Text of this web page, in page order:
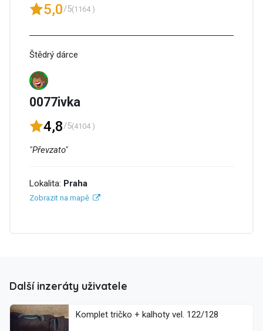
5,0/5(1164 )
Štědrý dárce
0077ivka
4,8/5(4104 )
"Převzato"
Lokalita: Praha
Zobrazit na mapě
Další inzeráty uživatele
Komplet tričko + kalhoty vel. 122/128